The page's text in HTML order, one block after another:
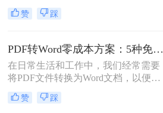
时，将其转换为可编辑的Word文档成
为刚需。那么pdf怎么转换成word文档
法，助您高效完成格式转换。
赞 踩
PDF转Word零成本方案：5种免费路径的适用边界和效果评估！
在日常生活和工作中，我们经常需要
将PDF文件转换为Word文档，以便进
行编辑、修改或进一步处理。然而，
市面上许多PDF转Word工具都需要付
赞 踩